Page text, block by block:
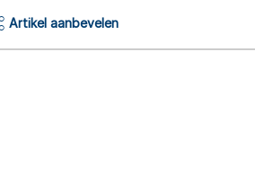
Artikel aanbevelen